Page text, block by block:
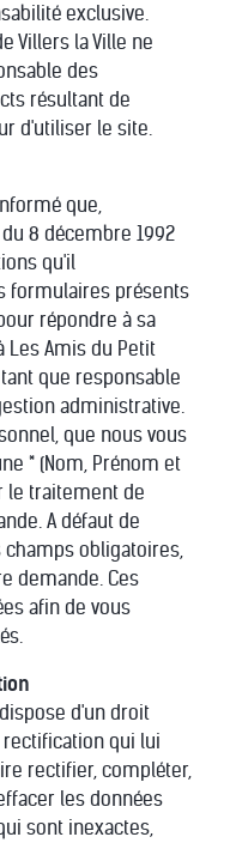
exclusive.
Villers la Ville ne
des
résultant de
d'utiliser le site.
que,
8 décembre 1992
qu'il
formulaires présents
répondre à sa
Les Amis du Petit
tant que responsable
administrative.
que nous vous
* (Nom, Prénom et
le traitement de
A défaut de
obligatoires,
demande. Ces
afin de vous
d'un droit
qui lui
rectifier, compléter,
les données
sont inexactes,